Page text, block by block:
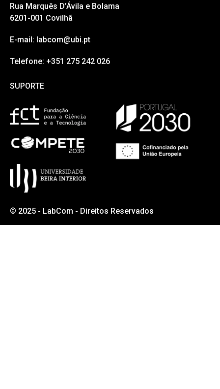
Rua Marquês D’Ávila e Bolama
6201-001 Covilhã
E-mail: labcom@ubi.pt
Telefone: +351 275 242 026
SUPORTE
© 2025 - LabCom - Direitos Reservados